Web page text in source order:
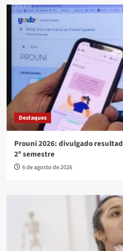
Destaques
Prouni 2026: divulgado
2º semestre
6 de agosto de 2026